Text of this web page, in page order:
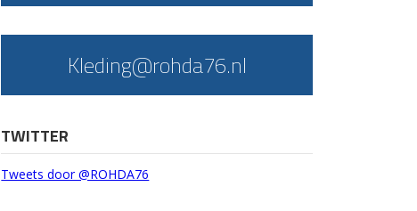
Kleding@rohda76.nl
TWITTER
Tweets door @ROHDA76